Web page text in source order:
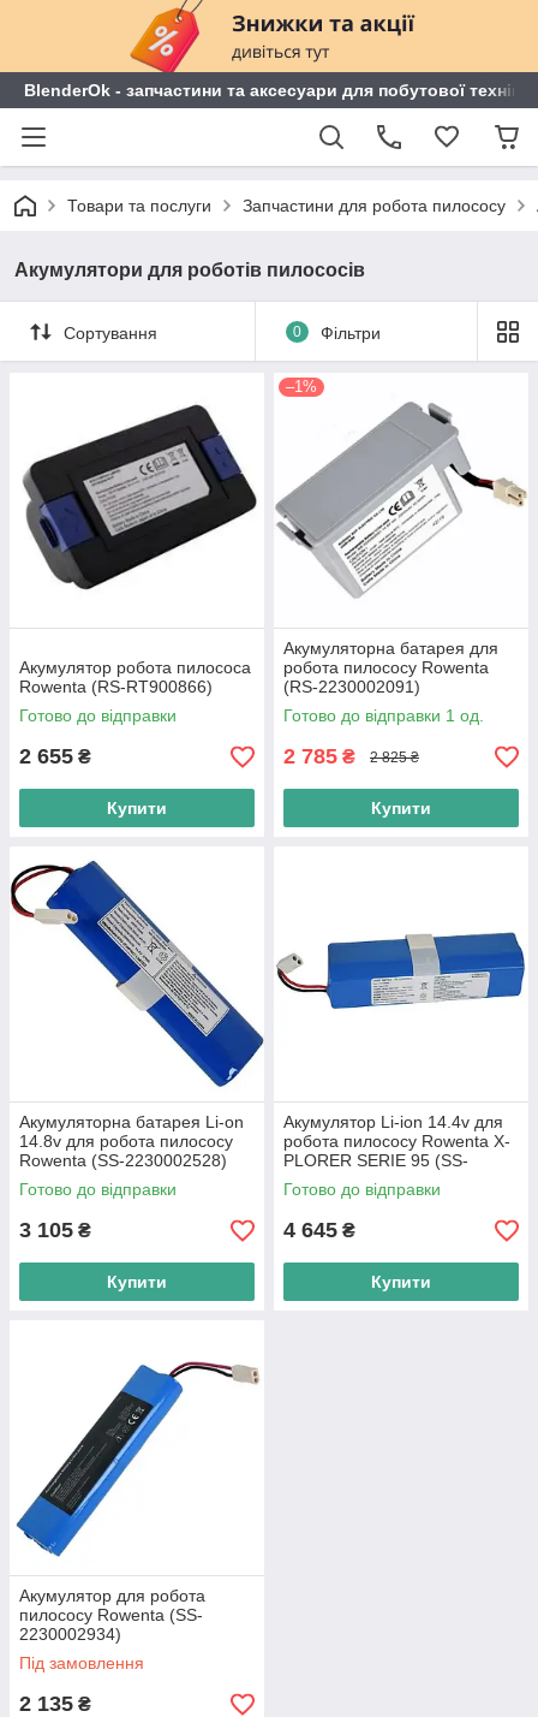
BlenderOk - запчастини та аксесуари для побутової техніки
Товари та послуги Запчастини для робота пилососу
Акумулятори для роботів пилососів
Сортування 0 Фільтри
Акумулятор робота пилососа
Rowenta (RS-RT900866)
Готово до відправки
2 655 ₴
Купити
–1%
Акумуляторна батарея для
робота пилососу Rowenta
(RS-2230002091)
Готово до відправки 1 од.
2 785 ₴ 2 825 ₴
Купити
Акумуляторна батарея Li-on
14.8v для робота пилососу
Rowenta (SS-2230002528)
Готово до відправки
3 105 ₴
Купити
Акумулятор Li-ion 14.4v для
робота пилососу Rowenta X-
PLORER SERIE 95 (SS-
2230002529)
Готово до відправки
4 645 ₴
Купити
Акумулятор для робота
пилососу Rowenta (SS-
2230002934)
Під замовлення
2 135 ₴